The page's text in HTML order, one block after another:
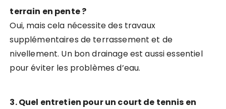
terrain en pente ?
Oui, mais cela nécessite des travaux
supplémentaires de terrassement et de
nivellement. Un bon drainage est aussi essentiel
pour éviter les problèmes d’eau.
3. Quel entretien pour un court de tennis en